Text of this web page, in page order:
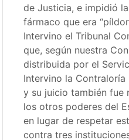
de Justicia, e impidió
fármaco que era
Intervino el Tribunal
que, según nuestra
distribuida por el
Intervino la Contraloría
y su juicio también fue
los otros poderes del
en lugar de respetar
contra tres